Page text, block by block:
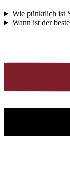
Wie pünktlich ist
Wann ist der